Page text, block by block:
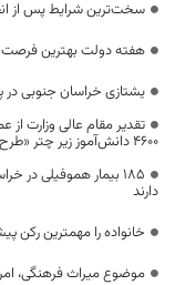
سخت‌ترین شرایط پس از
هفته دولت بهترین فرصت
یشتازی خراسان جنوبی در
تقدیر مقام عالی وزارت
۴۶۰۰ دانش‌آموز زیر چتر «طرح حامی»
۱۸۵ بیمار هموفیلی
دارند
خانواده را مهمترین رکن
موضوع میراث فرهنگی،